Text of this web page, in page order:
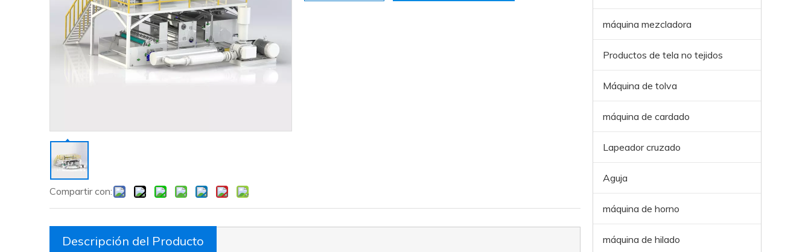
Compartir con:
Descripción del Producto
máquina mezcladora
Productos de tela no tejidos
Máquina de tolva
máquina de cardado
Lapeador cruzado
Aguja
máquina de horno
máquina de hilado